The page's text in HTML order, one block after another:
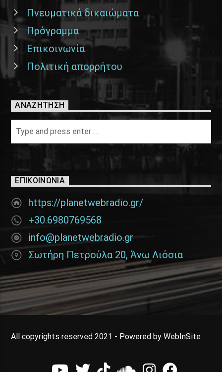
Πνευματικά δικαιώματα
Πρόγραμμα
Επικοινωνία
Πολιτική απορρήτου
ΑΝΑΖΉΤΗΣΗ
ΕΠΙΚΟΙΝΩΝΊΑ
https://planetwebradio.gr/
+30.6980769568
info@planetwebradio.gr
Σωτήρη Πετρούλα 20, Άνω Λιόσια
All copyrights reserved 2021 - Powered by WebInSite